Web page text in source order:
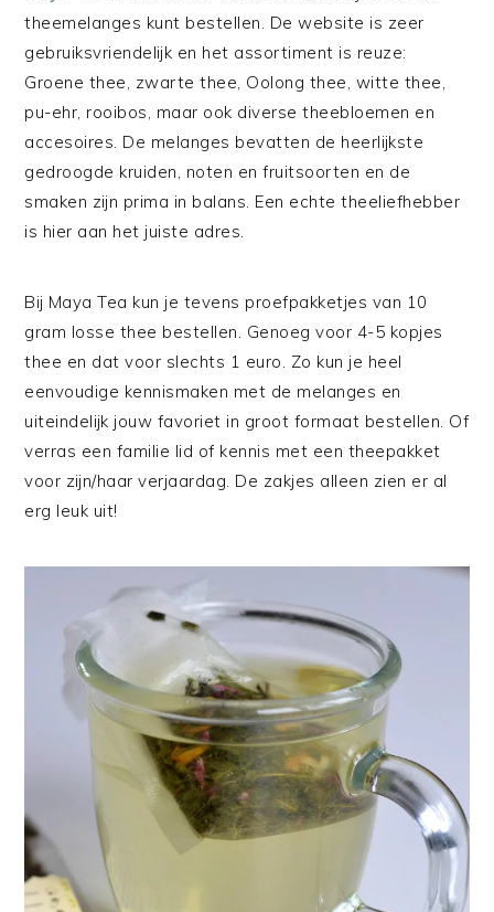
theemelanges kunt bestellen. De website is zeer
gebruiksvriendelijk en het assortiment is reuze:
Groene thee, zwarte thee, Oolong thee, witte thee,
pu-ehr, rooibos, maar ook diverse theebloemen en
accesoires. De melanges bevatten de heerlijkste
gedroogde kruiden, noten en fruitsoorten en de
smaken zijn prima in balans. Een echte theeliefhebber
is hier aan het juiste adres.
Bij Maya Tea kun je tevens proefpakketjes van 10
gram losse thee bestellen. Genoeg voor 4-5 kopjes
thee en dat voor slechts 1 euro. Zo kun je heel
eenvoudige kennismaken met de melanges en
uiteindelijk jouw favoriet in groot formaat bestellen. Of
verras een familie lid of kennis met een theepakket
voor zijn/haar verjaardag. De zakjes alleen zien er al
erg leuk uit!